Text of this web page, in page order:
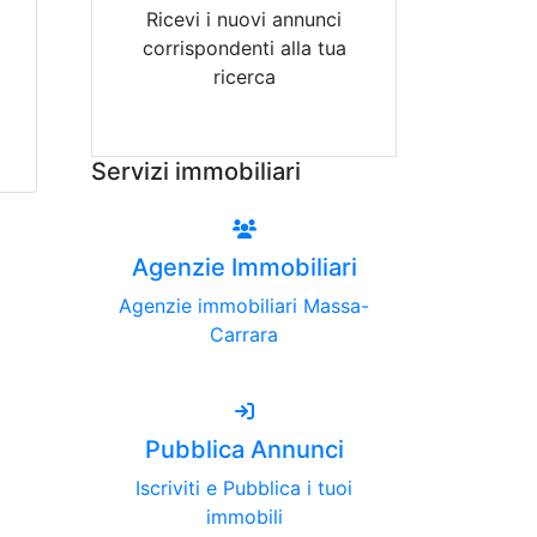
Ricevi i nuovi annunci
corrispondenti alla tua
ricerca
Servizi immobiliari
Agenzie Immobiliari
Agenzie immobiliari Massa-
Carrara
Pubblica Annunci
Iscriviti e Pubblica i tuoi
immobili